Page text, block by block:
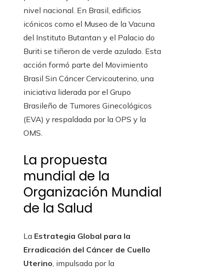
nivel nacional. En Brasil, edificios
icónicos como el Museo de la Vacuna
del Instituto Butantan y el Palacio do
Buriti se tiñeron de verde azulado. Esta
acción formó parte del Movimiento
Brasil Sin Cáncer Cervicouterino, una
iniciativa liderada por el Grupo
Brasileño de Tumores Ginecológicos
(EVA) y respaldada por la OPS y la
OMS.
La propuesta
mundial de la
Organización Mundial
de la Salud
La Estrategia Global para la
Erradicación del Cáncer de Cuello
Uterino, impulsada por la